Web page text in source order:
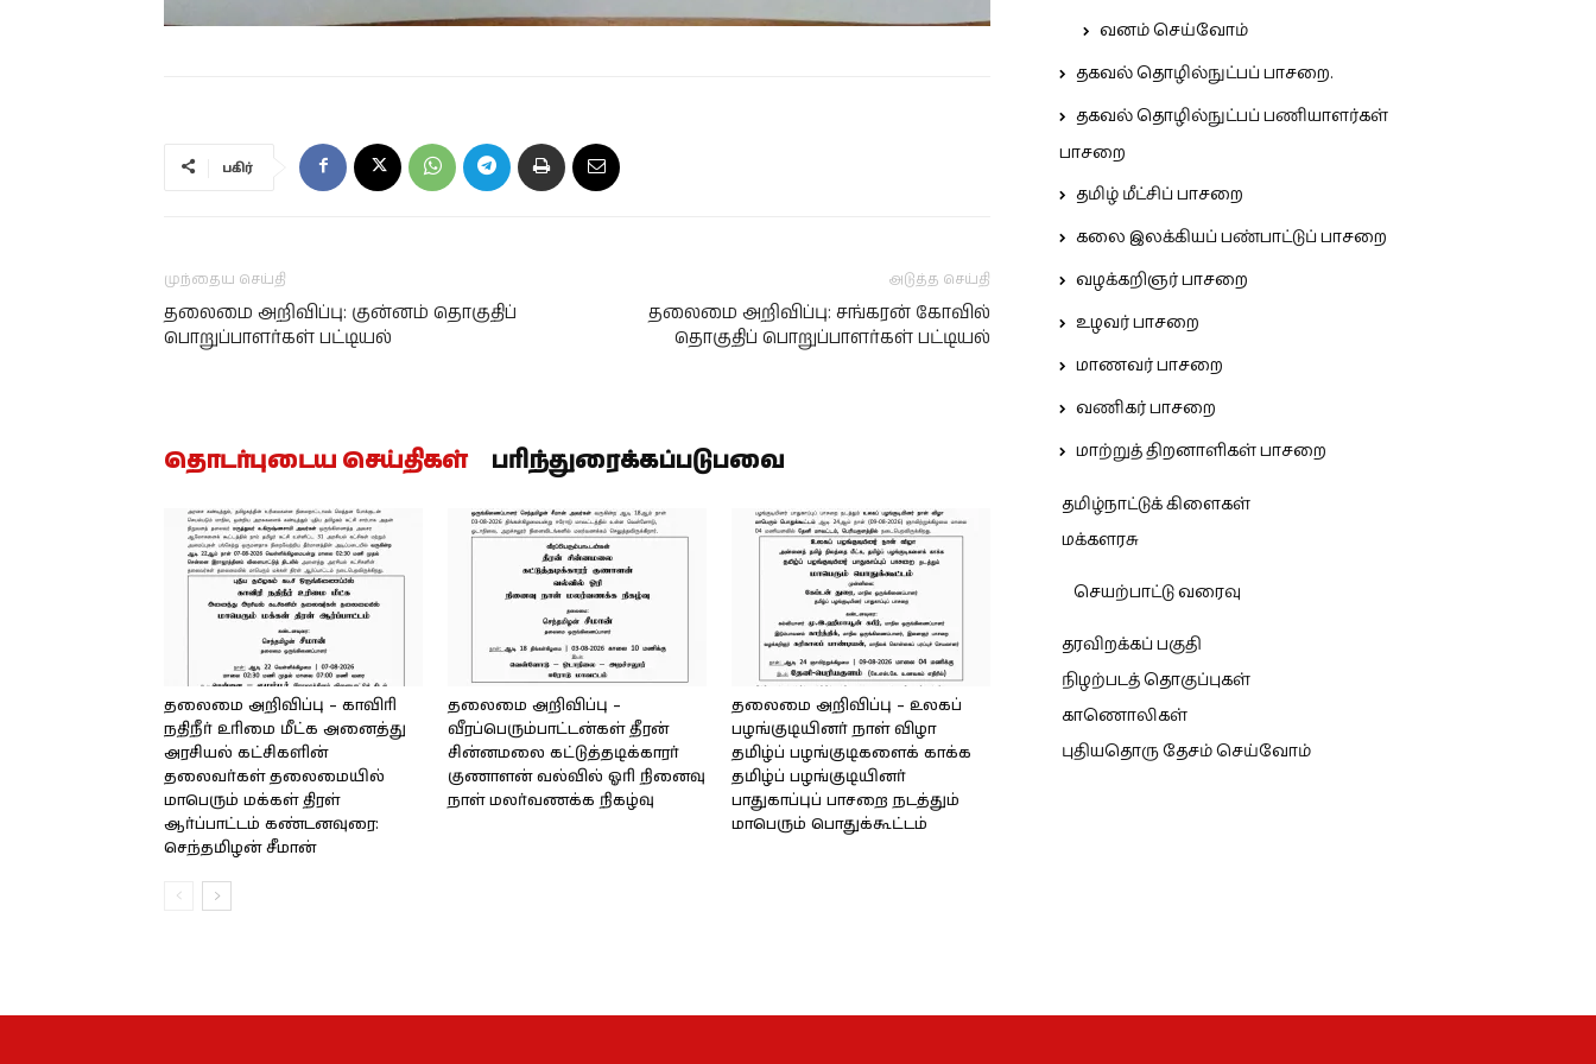
பகிர்
முந்தைய செய்தி
தலைமை அறிவிப்பு: குன்னம் தொகுதிப்
பொறுப்பாளர்கள் பட்டியல்
அடுத்த செய்தி
தலைமை அறிவிப்பு: சங்கரன் கோவில்
தொகுதிப் பொறுப்பாளர்கள் பட்டியல்
தொடர்புடைய செய்திகள் பரிந்துரைக்கப்படுபவை
தலைமை அறிவிப்பு – காவிரி
நதிநீர் உரிமை மீட்க அனைத்து
அரசியல் கட்சிகளின்
தலைவர்கள் தலைமையில்
மாபெரும் மக்கள் திரள்
ஆர்ப்பாட்டம் கண்டனவுரை:
செந்தமிழன் சீமான்
தலைமை அறிவிப்பு –
வீரப்பெரும்பாட்டன்கள் தீரன்
சின்னமலை கட்டுத்தடிக்காரர்
குணாளன் வல்வில் ஓரி நினைவு
நாள் மலர்வணக்க நிகழ்வு
தலைமை அறிவிப்பு – உலகப்
பழங்குடியினர் நாள் விழா
தமிழ்ப் பழங்குடிகளைக் காக்க
தமிழ்ப் பழங்குடியினர்
பாதுகாப்புப் பாசறை நடத்தும்
மாபெரும் பொதுக்கூட்டம்
வனம் செய்வோம்
தகவல் தொழில்நுட்பப் பாசறை.
தகவல் தொழில்நுட்பப் பணியாளர்கள்
பாசறை
தமிழ் மீட்சிப் பாசறை
கலை இலக்கியப் பண்பாட்டுப் பாசறை
வழக்கறிஞர் பாசறை
உழவர் பாசறை
மாணவர் பாசறை
வணிகர் பாசறை
மாற்றுத் திறனாளிகள் பாசறை
தமிழ்நாட்டுக் கிளைகள்
மக்களரசு
செயற்பாட்டு வரைவு
தரவிறக்கப் பகுதி
நிழற்படத் தொகுப்புகள்
காணொலிகள்
புதியதொரு தேசம் செய்வோம்